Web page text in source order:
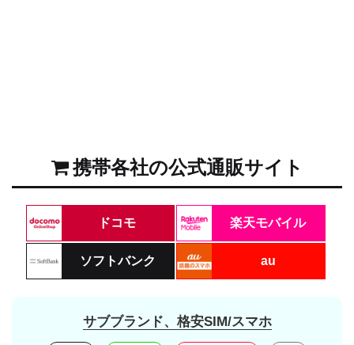
携帯各社の公式通販サイト
ドコモ 楽天モバイル
ソフトバンク au
サブブランド、格安SIM/スマホ